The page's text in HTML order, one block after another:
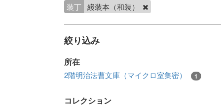
装丁 綫装本（和装）
絞り込み
所在
2階明治法曹文庫（マイクロ室集密） 1
コレクション